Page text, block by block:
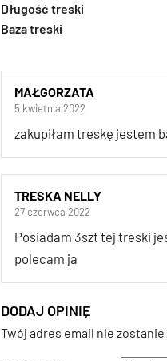
Długość treski
Baza treski
MAŁGORZATA
5 kwietnia 2022
zakupiłam treskę jestem
TRESKA NELLY
27 czerwca 2022
Posiadam 3szt tej treski
polecam ja
DODAJ OPINIĘ
Twój adres email nie